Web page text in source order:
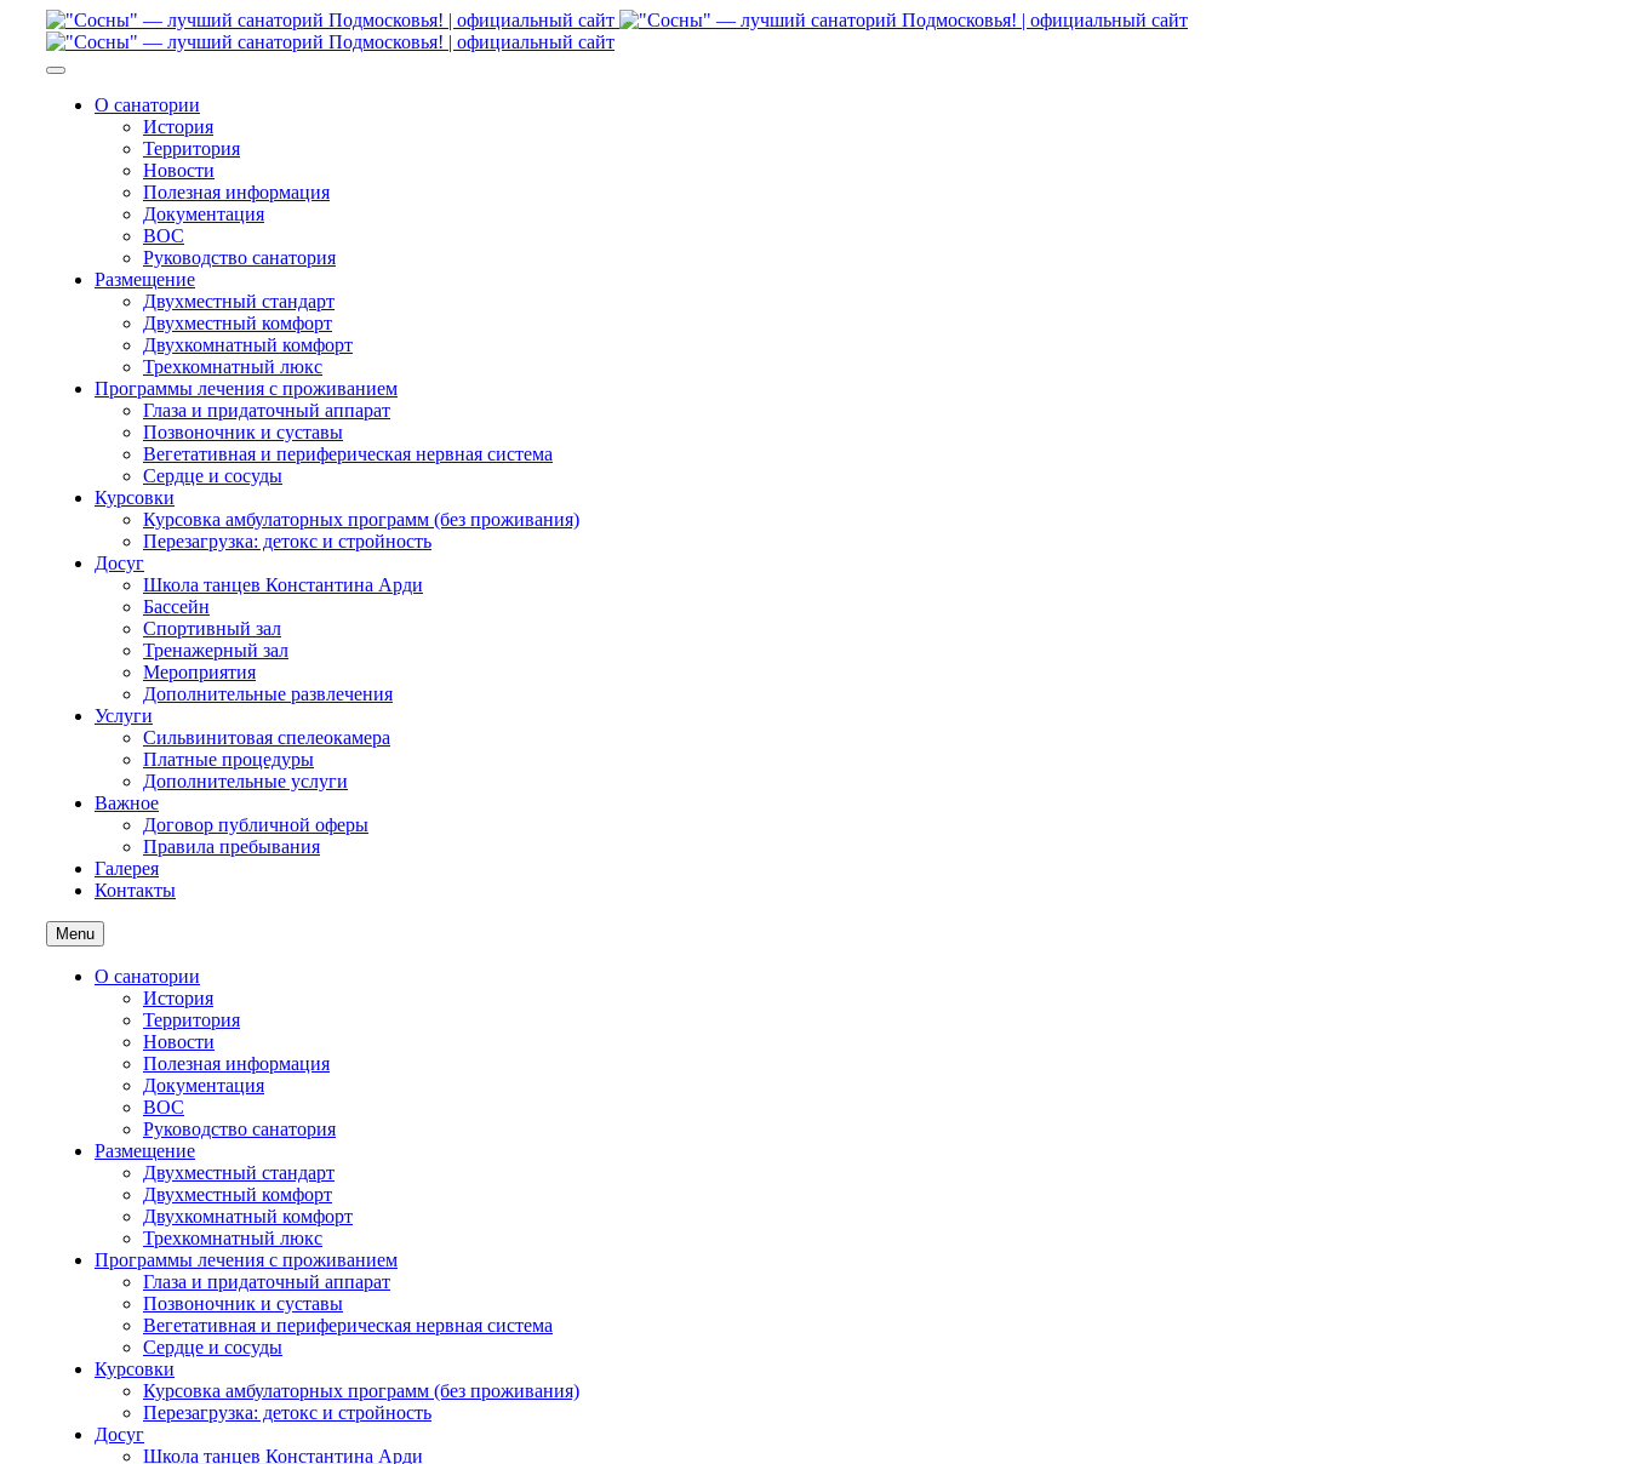
О санатории
История
Территория
Новости
Полезная информация
Документация
ВОС
Руководство санатория
Размещение
Двухместный стандарт
Двухместный комфорт
Двухкомнатный комфорт
Трехкомнатный люкс
Программы лечения с проживанием
Глаза и придаточный аппарат
Позвоночник и суставы
Вегетативная и периферическая нервная система
Сердце и сосуды
Курсовки
Курсовка амбулаторных программ (без проживания)
Перезагрузка: детокс и стройность
Досуг
Школа танцев Константина Арди
Бассейн
Спортивный зал
Тренажерный зал
Мероприятия
Дополнительные развлечения
Услуги
Сильвинитовая спелеокамера
Платные процедуры
Дополнительные услуги
Важное
Договор публичной оферы
Правила пребывания
Галерея
Контакты
Menu
О санатории
История
Территория
Новости
Полезная информация
Документация
ВОС
Руководство санатория
Размещение
Двухместный стандарт
Двухместный комфорт
Двухкомнатный комфорт
Трехкомнатный люкс
Программы лечения с проживанием
Глаза и придаточный аппарат
Позвоночник и суставы
Вегетативная и периферическая нервная система
Сердце и сосуды
Курсовки
Курсовка амбулаторных программ (без проживания)
Перезагрузка: детокс и стройность
Досуг
Школа танцев Константина Арди